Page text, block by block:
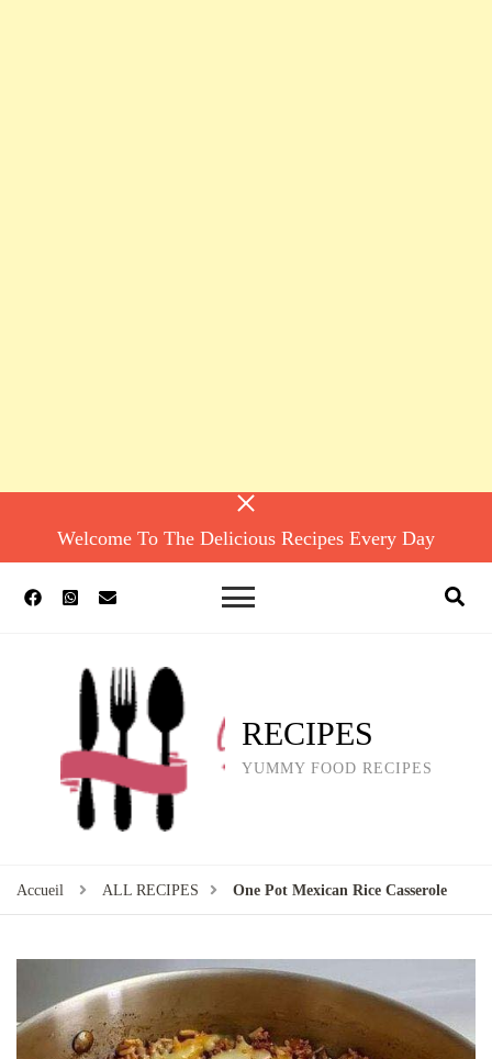
Welcome To The Delicious Recipes Every Day
RECIPES
YUMMY FOOD RECIPES
Accueil ALL RECIPES One Pot Mexican Rice Casserole